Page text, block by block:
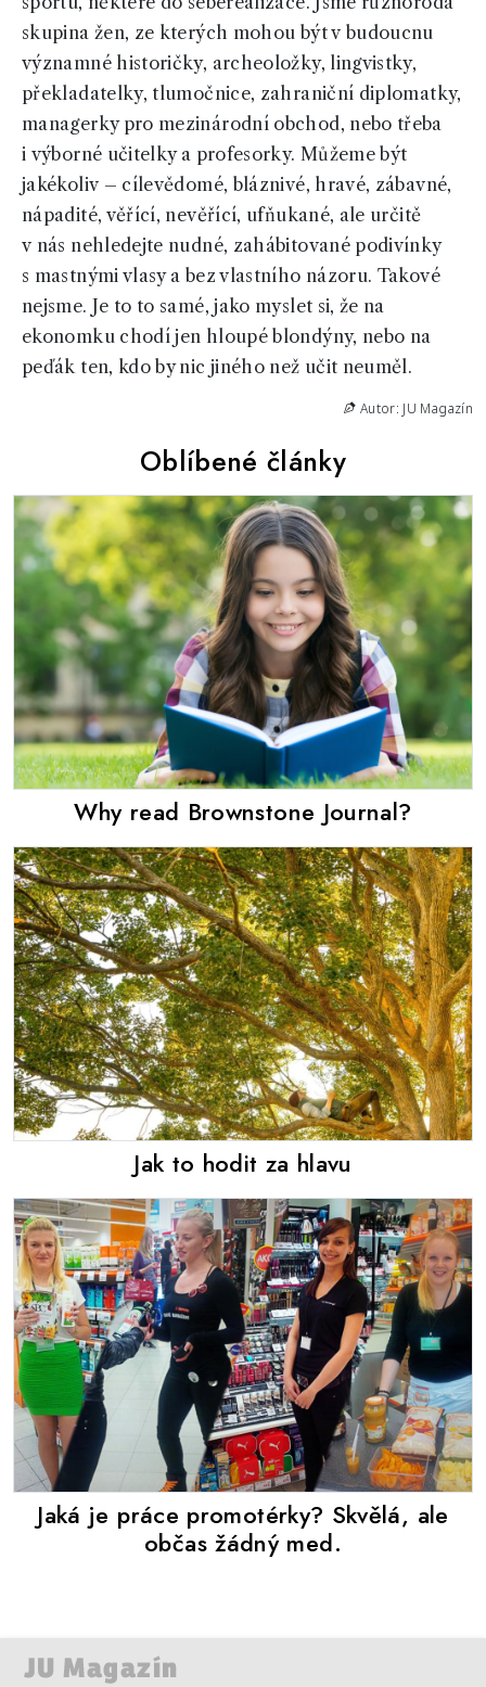
skupina žen, ze kterých mohou být v budoucnu
významné historičky, archeoložky, lingvistky,
překladatelky, tlumočnice, zahraniční diplomatky,
managerky pro mezinárodní obchod, nebo třeba
i výborné učitelky a profesorky. Můžeme být
jakékoliv – cílevědomé, bláznivé, hravé, zábavné,
nápadité, věřící, nevěřící, ufňukané, ale určitě
v nás nehledejte nudné, zahábitované podivínky
s mastnými vlasy a bez vlastního názoru. Takové
nejsme. Je to to samé, jako myslet si, že na
ekonomku chodí jen hloupé blondýny, nebo na
peďák ten, kdo by nic jiného než učit neuměl.
Autor: JU Magazín
Oblíbené články
Why read Brownstone Journal?
Jak to hodit za hlavu
Jaká je práce promotérky? Skvělá, ale
občas žádný med.